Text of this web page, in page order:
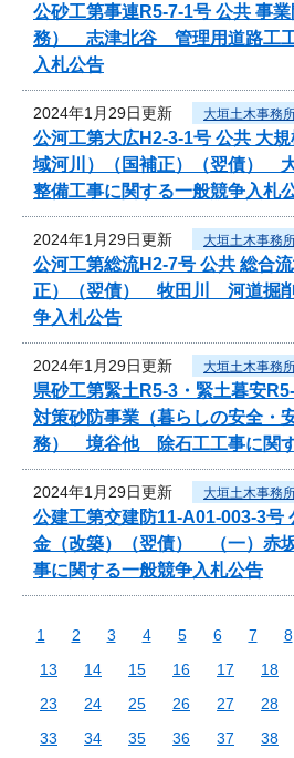
公砂工第事連R5-7-1号 公共 事
務） 志津北谷 管理用道路工
入札公告
2024年1月29日更新 大垣土木事務
公河工第大広H2-3-1号 公共 大
域河川）（国補正）（翌債）
整備工事に関する一般競争入札
2024年1月29日更新 大垣土木事務
公河工第総流H2-7号 公共 総合
正）（翌債） 牧田川 河道掘
争入札公告
2024年1月29日更新 大垣土木事務
県砂工第緊土R5-3・緊土暮安
対策砂防事業（暮らしの安全・
務） 境谷他 除石工工事に関
2024年1月29日更新 大垣土木事務
公建工第交建防11-A01-003-3号
金（改築）（翌債） （一）赤
事に関する一般競争入札公告
1 2 3 4 5 6 7 8
13
14 15 16 17 18
23
24 25 26 27 28
33
34 35 36 37 38